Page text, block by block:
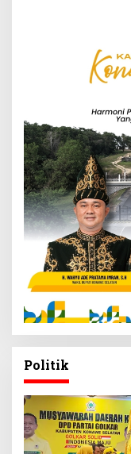
Politik